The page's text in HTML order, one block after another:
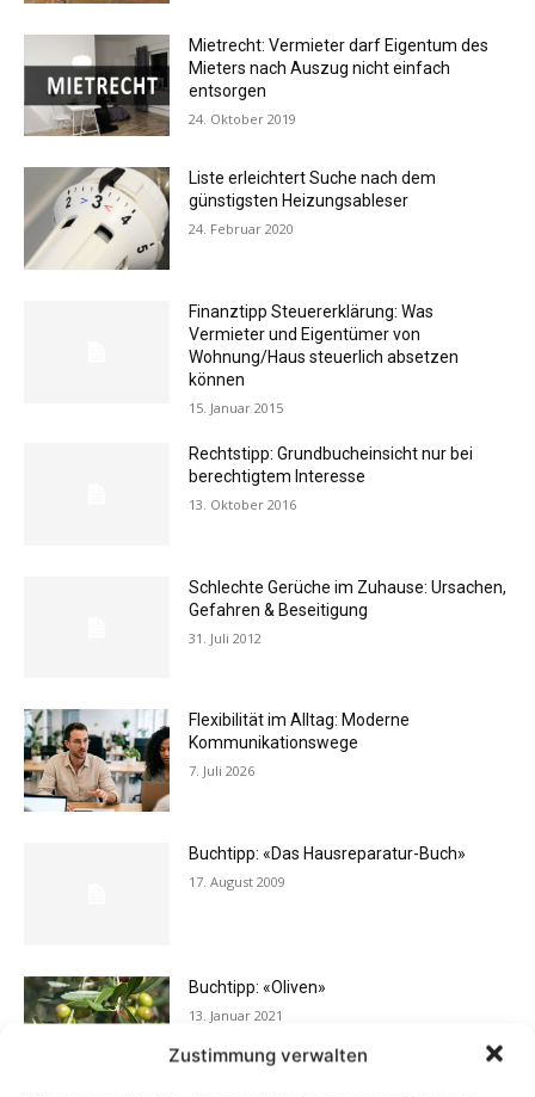
Zustimmung verwalten
Mietrecht: Vermieter darf Eigentum des
Mieters nach Auszug nicht einfach
entsorgen
24. Oktober 2019
Liste erleichtert Suche nach dem
günstigsten Heizungsableser
24. Februar 2020
Finanztipp Steuererklärung: Was
Vermieter und Eigentümer von
Wohnung/Haus steuerlich absetzen
können
15. Januar 2015
Rechtstipp: Grundbucheinsicht nur bei
berechtigtem Interesse
13. Oktober 2016
Schlechte Gerüche im Zuhause: Ursachen,
Gefahren & Beseitigung
31. Juli 2012
Flexibilität im Alltag: Moderne
Kommunikationswege
7. Juli 2026
Buchtipp: «Das Hausreparatur-Buch»
17. August 2009
Buchtipp: «Oliven»
13. Januar 2021